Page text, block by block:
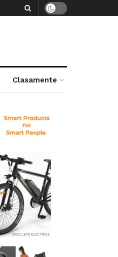
Clasamente